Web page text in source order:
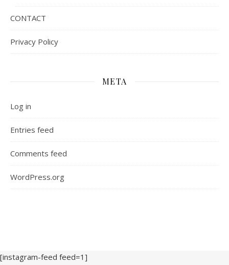
CONTACT
Privacy Policy
META
Log in
Entries feed
Comments feed
WordPress.org
[instagram-feed feed=1]